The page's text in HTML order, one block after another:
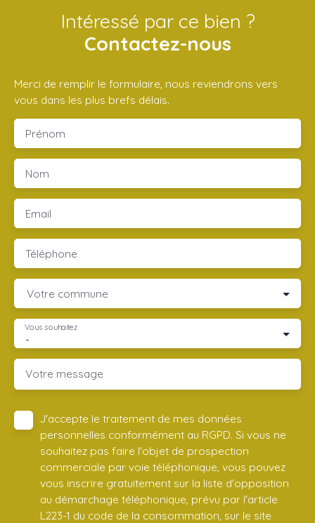
Intéressé par ce bien ?
Contactez-nous
Merci de remplir le formulaire, nous reviendrons vers
vous dans les plus brefs délais.
Prénom
Nom
Email
Téléphone
Votre commune
-
Vous souhaitez
Votre message
J'accepte le traitement de mes données
personnelles conformément au RGPD. Si vous ne
souhaitez pas faire l'objet de prospection
commerciale par voie téléphonique, vous pouvez
vous inscrire gratuitement sur la liste d'opposition
au démarchage téléphonique, prévu par l'article
L223-1 du code de la consommation, sur le site